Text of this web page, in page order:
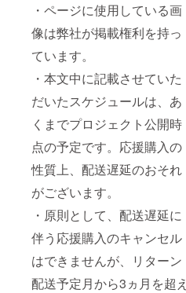
・ページに使用している画
像は弊社が掲載権利を持っ
ています。
・本文中に記載させていた
だいたスケジュールは、あ
くまでプロジェクト公開時
点の予定です。応援購入の
性質上、配送遅延のおそれ
がございます。
・原則として、配送遅延に
伴う応援購入のキャンセル
はできませんが、リターン
配送予定月から3ヵ月を超え